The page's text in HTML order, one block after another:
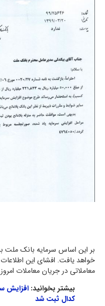
خواهد یافت. افشای این
معاملاتی در جریان معاملات
بیشتر بخوانید: افزایش
کدال ثبت شد